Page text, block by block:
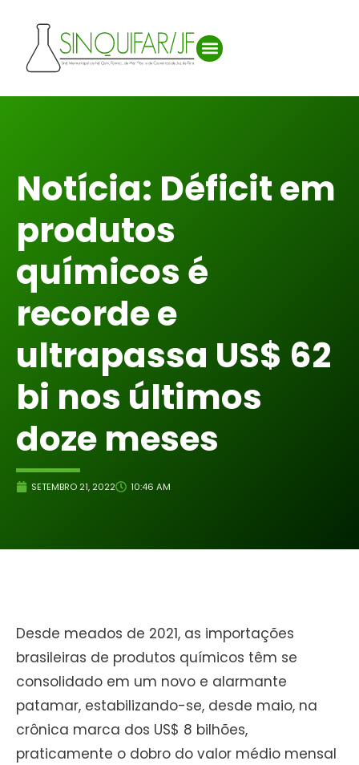
Notícia: Déficit em
produtos
químicos é
recorde e
ultrapassa US$ 62
bi nos últimos
doze meses
SETEMBRO 21, 2022 10:46 AM
Desde meados de 2021, as importações
brasileiras de produtos químicos têm se
consolidado em um novo e alarmante
patamar, estabilizando-se, desde maio, na
crônica marca dos US$ 8 bilhões,
praticamente o dobro do valor médio mensal